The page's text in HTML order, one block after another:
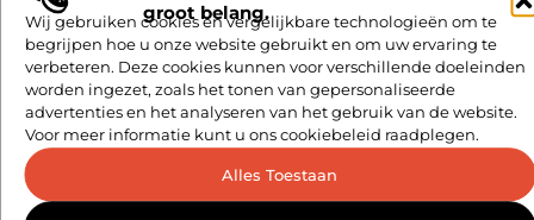
groot belang.
Wij gebruiken cookies en vergelijkbare technologieën om te
begrijpen hoe u onze website gebruikt en om uw ervaring te
verbeteren. Deze cookies kunnen voor verschillende doeleinden
worden ingezet, zoals het tonen van gepersonaliseerde
advertenties en het analyseren van het gebruik van de website.
Voor meer informatie kunt u ons cookiebeleid raadplegen.
Alles Toestaan
AANBIEDINGEN
Zwangerschapsmode in 2025
Zwanger zijn is een bijzondere tijd in je leven. Maar naast alle
mooie momenten, brengt het ook uitdagingen met zich
Multiuser Agenda